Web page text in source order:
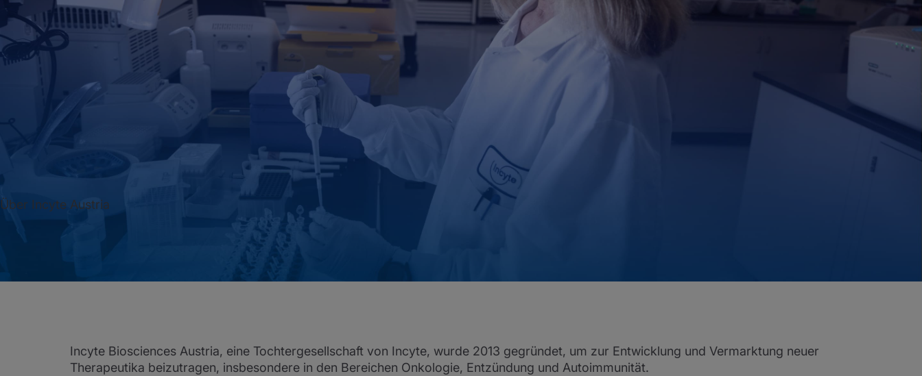
Über Incyte Austria
Incyte Biosciences Austria, eine Tochtergesellschaft von Incyte, wurde 2013 gegründet, um zur Entwicklung und Vermarktung neuer
Therapeutika beizutragen, insbesondere in den Bereichen Onkologie, Entzündung und Autoimmunität.